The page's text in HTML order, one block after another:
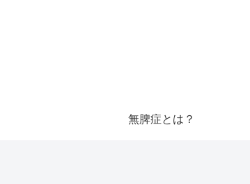
無脾症とは？